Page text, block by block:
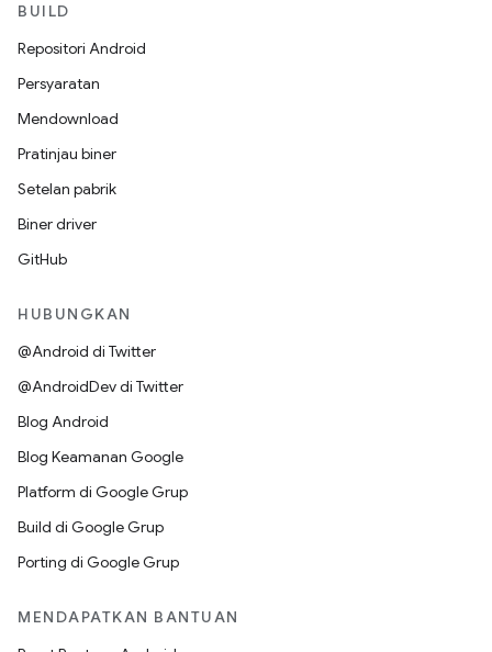
BUILD
Repositori Android
Persyaratan
Mendownload
Pratinjau biner
Setelan pabrik
Biner driver
GitHub
HUBUNGKAN
@Android di Twitter
@AndroidDev di Twitter
Blog Android
Blog Keamanan Google
Platform di Google Grup
Build di Google Grup
Porting di Google Grup
MENDAPATKAN BANTUAN